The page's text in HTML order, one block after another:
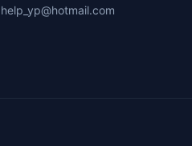
help_yp@hotmail.com